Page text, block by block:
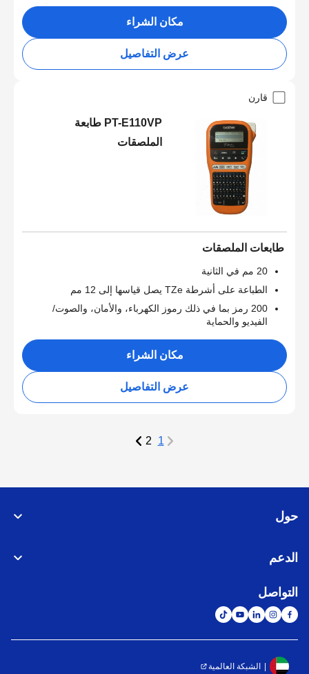
مكان الشراء
عرض التفاصيل
قارن
PT-E110VP طابعة
الملصقات
طابعات الملصقات
20 مم في الثانية
الطباعة على أشرطة TZe يصل قياسها إلى 12 مم
200 رمز بما في ذلك رموز الكهرباء، والأمان، والصوت/
الفيديو والحماية
مكان الشراء
عرض التفاصيل
1
حول
الدعم
التواصل
الشبكة العالمية